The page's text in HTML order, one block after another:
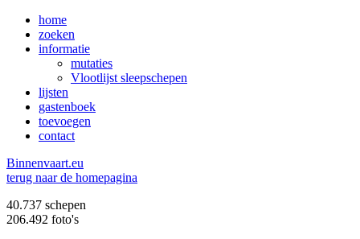
home
zoeken
informatie
mutaties
Vlootlijst sleepschepen
lijsten
gastenboek
toevoegen
contact
Binnenvaart.eu
terug naar de homepagina
40.737 schepen
206.492 foto's